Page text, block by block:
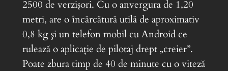
2500 de verzişori. Cu o anvergura de 1,20
metri, are o încărcătură utilă de aproximativ
0,8 kg şi un telefon mobil cu Android ce
rulează o aplicaţie de pilotaj drept „creier”.
Poate zbura timp de 40 de minute cu o viteză